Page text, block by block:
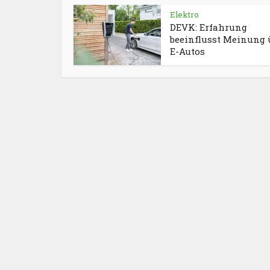
Elektro
DEVK: Erfahrung
beeinflusst Meinung
E-Autos